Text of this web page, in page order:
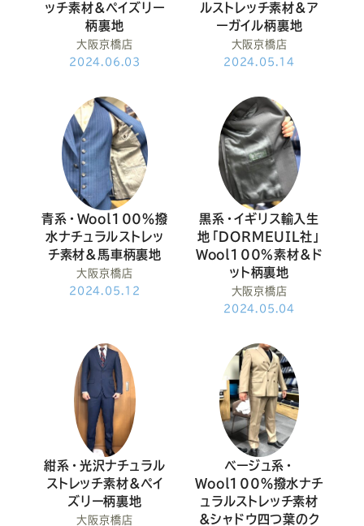
ッチ素材&ペイズリー
柄裏地
大阪京橋店
2024.06.03
ルストレッチ素材&ア
ーガイル柄裏地
大阪京橋店
2024.05.14
青系・Wool100％撥
水ナチュラルストレッ
チ素材&馬車柄裏地
大阪京橋店
2024.05.12
黒系・イギリス輸入生
地「DORMEUIL社」
Wool100%素材&ド
ット柄裏地
大阪京橋店
2024.05.04
紺系・光沢ナチュラル
ストレッチ素材&ペイ
ズリー柄裏地
大阪京橋店
ベージュ系・
Wool100％撥水ナチ
ュラルストレッチ素材
&シャドウ四つ葉のク